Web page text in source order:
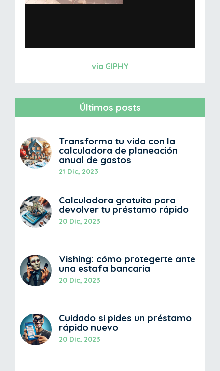
via GIPHY
Últimos posts
Transforma tu vida con la
calculadora de planeación
anual de gastos
21 Dic, 2023
Calculadora gratuita para
devolver tu préstamo rápido
20 Dic, 2023
Vishing: cómo protegerte ante
una estafa bancaria
20 Dic, 2023
Cuidado si pides un préstamo
rápido nuevo
20 Dic, 2023